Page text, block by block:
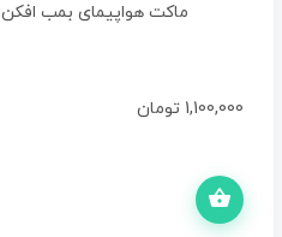
ماکت هواپیمای بمب افکن F-22 سایز 30cm
1,100,000 تومان